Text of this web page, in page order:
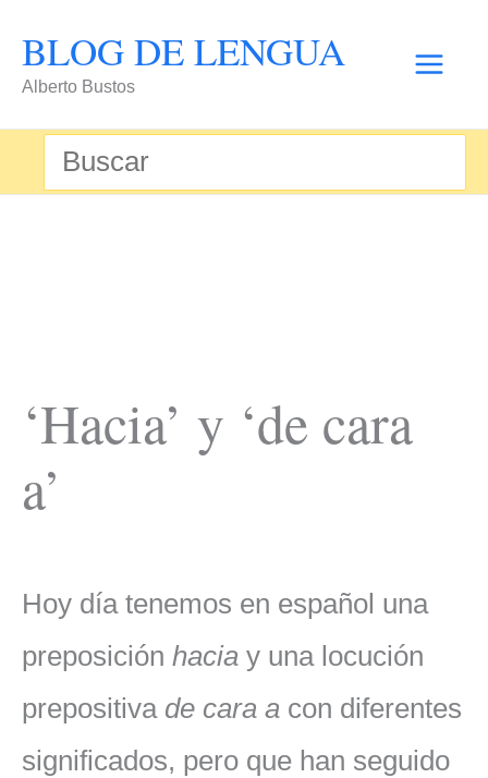
contenido
BLOG DE LENGUA
Alberto Bustos
Buscar
por:
‘Hacia’ y ‘de cara
a’
Hoy día tenemos en español una
preposición hacia y una locución
prepositiva de cara a con diferentes
significados, pero que han seguido